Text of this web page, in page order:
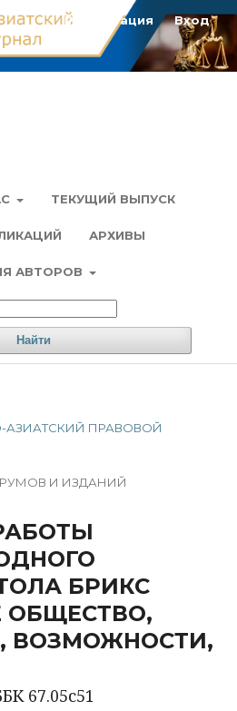
ТЕКУЩИЙ ВЫПУСК
АРХИВЫ
АВТОРОВ
Найти
Регистрация Вход
АЗИАТСКИЙ ПРАВОВОЙ
И ИЗДАНИЙ
БРИКС
ОБЩЕСТВО,
ВОЗМОЖНОСТИ,
67.05с51